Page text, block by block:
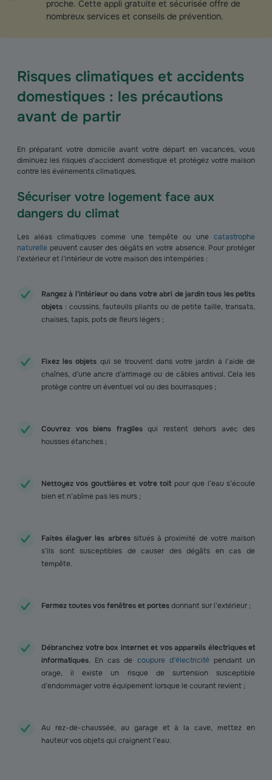
proche. Cette appli gratuite et sécurisée offre de
nombreux services et conseils de prévention.
Risques climatiques et accidents
domestiques : les précautions
avant de partir
En préparant votre domicile avant votre départ en vacances, vous
diminuez les risques d’accident domestique et protégez votre maison
contre les événements climatiques.
Sécuriser votre logement face aux
dangers du climat
Les aléas climatiques comme une tempête ou une catastrophe
naturelle peuvent causer des dégâts en votre absence. Pour protéger
l’extérieur et l’intérieur de votre maison des intempéries :
Rangez à l’intérieur ou dans votre abri de jardin tous les petits
objets : coussins, fauteuils pliants ou de petite taille, transats,
chaises, tapis, pots de fleurs légers ;
Fixez les objets qui se trouvent dans votre jardin à l’aide de
chaînes, d’une ancre d’arrimage ou de câbles antivol. Cela les
protège contre un éventuel vol ou des bourrasques ;
Couvrez vos biens fragilesqui restent dehors avec des
housses étanches ;
Nettoyez vos gouttières et votre toit pour que l’eau s’écoule
bien et n’abîme pas les murs ;
Faites élaguer les arbressitués à proximité de votre maison
s’ils sont susceptibles de causer des dégâts en cas de
tempête.
Fermez toutes vos fenêtres et portesdonnant sur l’extérieur ;
Débranchez votre box internet et vos appareils électriques et
informatiques. En cas de coupure d’électricitépendant un
orage, il existe un risque de surtension susceptible
d’endommager votre équipement lorsque le courant revient ;
Au rez-de-chaussée, au garage et à la cave, mettez en
hauteur vos objets qui craignent l’eau.